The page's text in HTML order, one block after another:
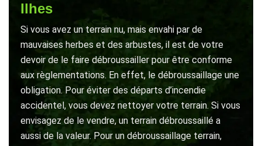
Ilhes
Si vous avez un terrain nu, mais envahi par de
mauvaises herbes et des arbustes, il est de votre
devoir de le faire débroussailler pour être conforme
aux règlementations. En effet, le débroussaillage une
obligation. Pour éviter des départs d’incendie
accidentel, vous devez nettoyer votre terrain. Si vous
envisagez de le vendre, un terrain débroussaillé a
aussi de la valeur. Pour un débroussaillage terrain,